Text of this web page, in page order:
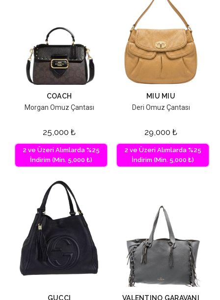
COACH
Morgan Omuz Çantası
25,000 ₺
2 ve Üzeri Alımlarda %25
İndirim (Min. 5,000 ₺)
MIU MIU
Deri Omuz Çantası
29,000 ₺
2 ve Üzeri Alımlarda %25
İndirim (Min. 5,000 ₺)
GUCCI
VALENTINO GARAVANI